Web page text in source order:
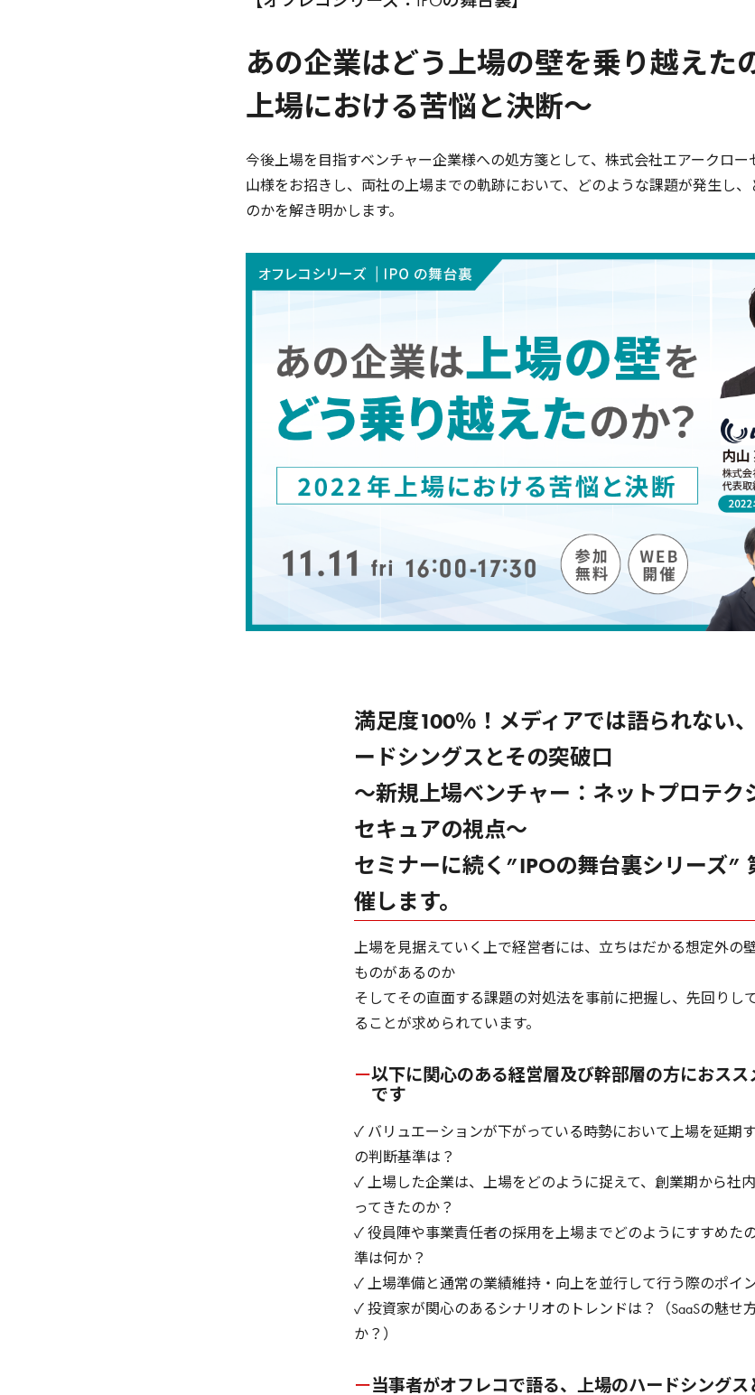
あの企業はどう上場の壁を乗り越えた
上場における苦悩と決断～
今後上場を目指すベンチャー企業様への処方箋として、株式会社エアークロー
山様をお招きし、両社の上場までの軌跡において、どのような課題が発生し
のかを解き明かします。
満足度100％！メディアでは語られない
ードシングスとその突破口
～新規上場ベンチャー：ネットプロテク
セキュアの視点～
セミナーに続く”IPOの舞台裏シリーズ”
催します。
上場を見据えていく上で経営者には、立ちはだかる想定外の
ものがあるのか
そしてその直面する課題の対処法を事前に把握し、先回りし
ることが求められています。
以下に関心のある経営層及び幹部層の方におスス
です
✓ バリュエーションが下がっている時勢において上場を延期
の判断基準は？
✓ 上場した企業は、上場をどのように捉えて、創業期から社
ってきたのか？
✓ 役員陣や事業責任者の採用を上場までどのようにすすめた
準は何か？
✓ 上場準備と通常の業績維持・向上を並行して行う際のポイ
✓ 投資家が関心のあるシナリオのトレンドは？（SaaSの魅せ
か？）
当事者がオフレコで語る、上場のハードシングス